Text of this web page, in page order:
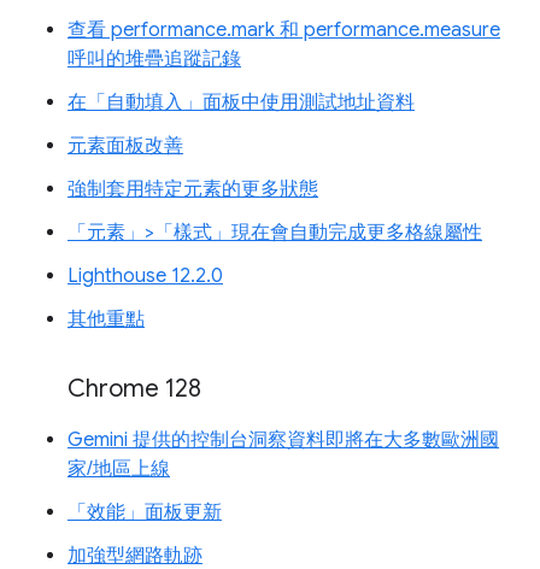
查看 performance.mark 和 performance.measure
呼叫的堆疊追蹤記錄
在「自動填入」面板中使用測試地址資料
元素面板改善
強制套用特定元素的更多狀態
「元素」>「樣式」現在會自動完成更多格線屬性
Lighthouse 12.2.0
其他重點
Chrome 128
Gemini 提供的控制台洞察資料即將在大多數歐洲國
家/地區上線
「效能」面板更新
加強型網路軌跡